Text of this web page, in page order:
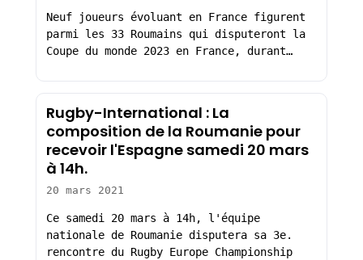
Neuf joueurs évoluant en France figurent
parmi les 33 Roumains qui disputeront la
Coupe du monde 2023 en France, durant…
Rugby-International : La
composition de la Roumanie pour
recevoir l'Espagne samedi 20 mars
à 14h.
20 mars 2021
Ce samedi 20 mars à 14h, l'équipe
nationale de Roumanie disputera sa 3e.
rencontre du Rugby Europe Championship